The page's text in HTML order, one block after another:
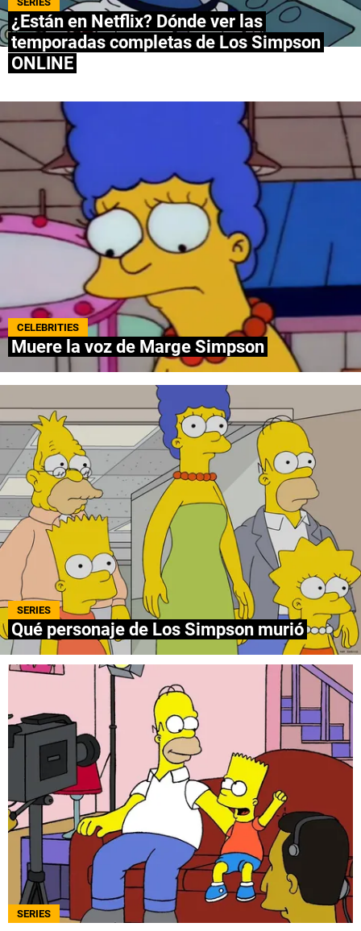
NETFLIX
PRIME VIDEO
APPLE TV+
MÚSICA
CELEBRITIES
PASATIEMPOS
INFLUENCERS
SPOILER US
QUIENES SOMOS | STAFF CONTACTO |
Escribe en Spoiler
Términos y Condiciones
Políticas de Privacidad
Política Editorial
Ad Choices
Bolavip, al igual que Futbol Sites, es una
compañía perteneciente a Better Collective.
Todos los derechos reservados.
¿Están en Netflix? Dónde ver las
temporadas completas de Los Simpson
ONLINE
CELEBRITIES
Muere la voz de Marge Simpson
SERIES
Qué personaje de Los Simpson murió
SERIES